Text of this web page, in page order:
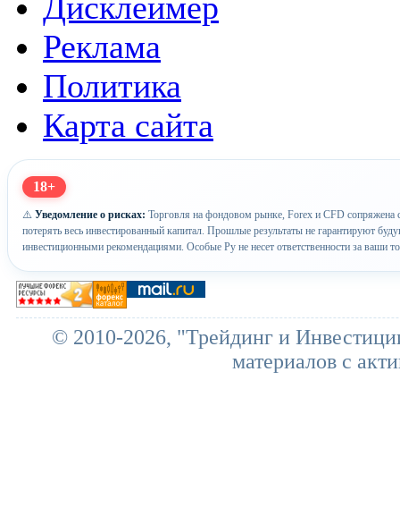
Реклама
Политика
Карта сайта
18+
⚠️ Уведомление о рисках: Торговля на фондовом рынке, Forex и CFD сопряжена
потерять весь инвестированный капитал. Прошлые результаты не гарантируют
инвестиционными рекомендациями. Особые Ру не несет ответственности за ваши
© 2010-2026, "Трейдинг и
материалов с